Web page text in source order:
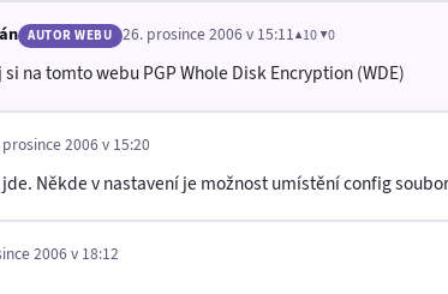
AUTOR WEBU 26. prosince 2006 v 15:11▲10 ▼0
na tomto webu PGP Whole Disk Encryption (WDE)
2006 v 15:20
Někde v nastavení je možnost umístění config
2006 v 18:12